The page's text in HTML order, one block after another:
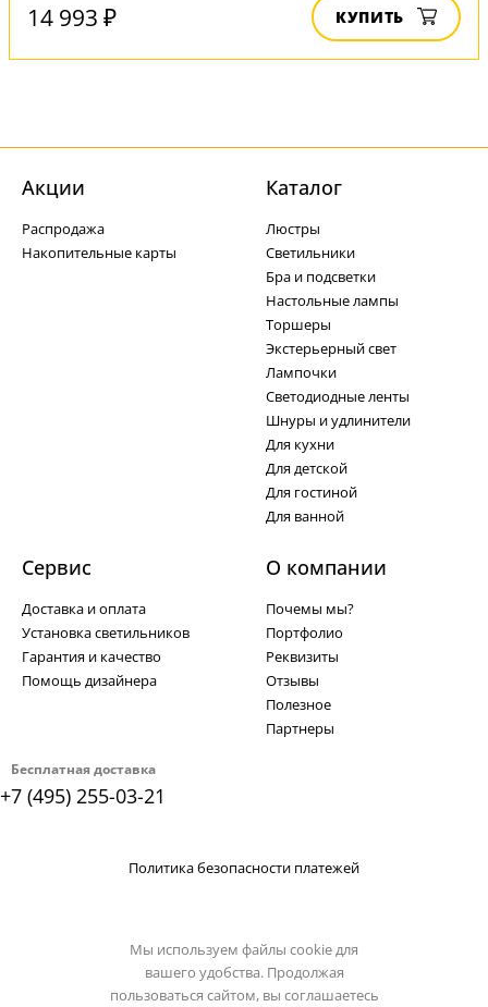
14 993 ₽ КУПИТЬ
Бесплатная доставка
+7 (495) 255-03-21
Акции
Распродажа
Накопительные карты
Каталог
Люстры
Светильники
Бра и подсветки
Настольные лампы
Торшеры
Экстерьерный свет
Лампочки
Светодиодные ленты
Шнуры и удлинители
Для кухни
Для детской
Для гостиной
Для ванной
Сервис
Доставка и оплата
Установка светильников
Гарантия и качество
Помощь дизайнера
О компании
Почемы мы?
Портфолио
Реквизиты
Отзывы
Полезное
Партнеры
Политика безопасности платежей
Мы используем файлы cookie для
вашего удобства. Продолжая
пользоваться сайтом, вы соглашаетесь